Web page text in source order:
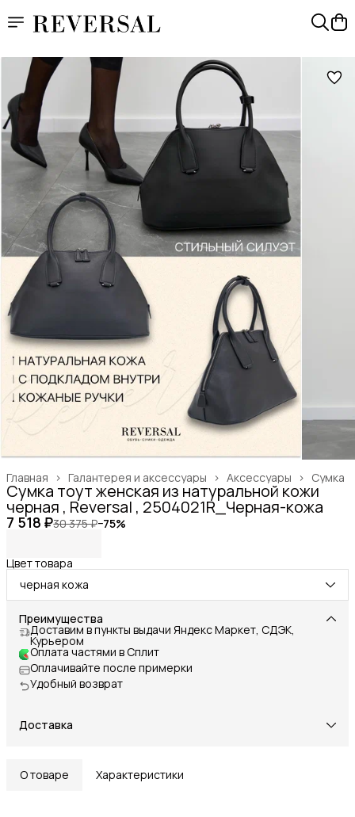
Сумка
Аксессуары ›
Галантерея и аксессуары ›
Главная ›
Сумка тоут женская из натуральной кожи
черная , Reversal , 2504021R_Черная-кожа
7 518 ₽30 375 ₽−75%
Цвет товара
черная кожа
Преимущества
Доставим в пункты выдачи Яндекс Маркет, СДЭК,
Курьером
Оплата частями в Сплит
Оплачивайте после примерки
Удобный возврат
Доставка
О товаре Характеристики